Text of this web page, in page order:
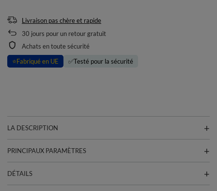
Livraison pas chère et rapide
30 jours pour un retour gratuit
Achats en toute sécurité
⭐Fabriqué en UE ✅Testé pour la sécurité
LA DESCRIPTION
PRINCIPAUX PARAMÈTRES
DÉTAILS